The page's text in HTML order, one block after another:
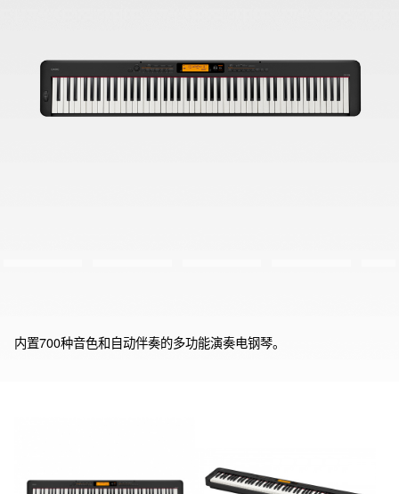
内置700种音色和自动伴奏的多功能演奏电钢琴。